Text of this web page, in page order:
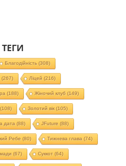
ТЕГИ
Благодійність (308)
(267) Ліцей (216)
(188) Жіночий клуб (149)
(108) Золотий вік(105)
дата (88) JFuture (88)
Ребе (80) Тижнева глава (74)
(67) Суккот (64)